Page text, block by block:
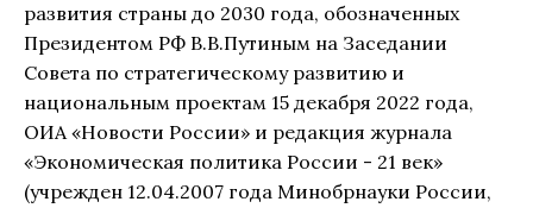
развития страны до 2030 года, обозначенных
Президентом РФ В.В.Путиным на Заседании
Совета по стратегическому развитию и
национальным проектам 15 декабря 2022 года,
ОИА «Новости России» и редакция журнала
«Экономическая политика России - 21 век»
(учрежден 12.04.2007 года Минобрнауки России,